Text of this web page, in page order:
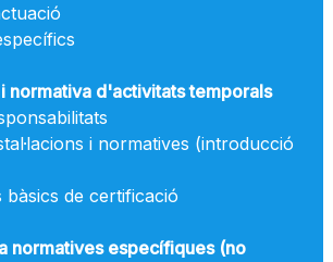
normativa d'activitats temporals
i normatives (introducció
bàsics de certificació
normatives específiques (no